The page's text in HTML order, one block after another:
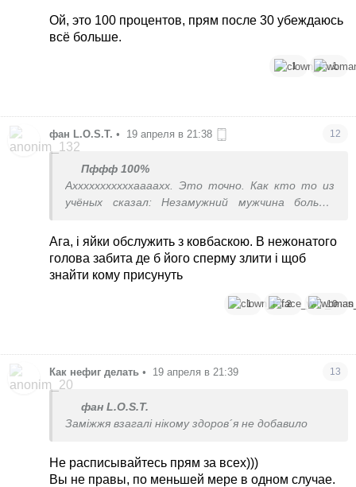
Ой, это 100 процентов, прям после 30 убеждаюсь
всё больше.
1 1
фан L.O.S.T. • 19 апреля в 21:38 12
Пффф 100%
Ахххххххххххаааахх. Это точно. Как кто то из
учёных сказал: Незамужний мужчина больше
Борщ вкусный не кому приготовить и ванную до
блеска помыть.
Ага, і яйки обслужить з ковбаскою. В нежонатого
голова забита де б його сперму злити і щоб
знайти кому присунуть
1 2 10
Как нефиг делать • 19 апреля в 21:39 13
фан L.O.S.T.
Заміжжя взагалі нікому здоров´я не добавило
Не расписывайтесь прям за всех)))
Вы не правы, по меньшей мере в одном случае.